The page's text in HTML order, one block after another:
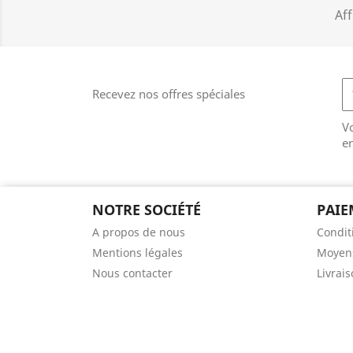
Recevez nos offres spéciales
NOTRE SOCIÉTÉ
A propos de nous
Mentions légales
Nous contacter